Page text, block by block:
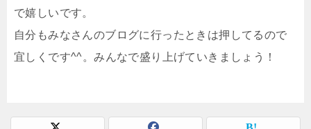
で嬉しいです。
自分もみなさんのブログに行ったときは押してるので
宜しくです^^。みんなで盛り上げていきましょう！